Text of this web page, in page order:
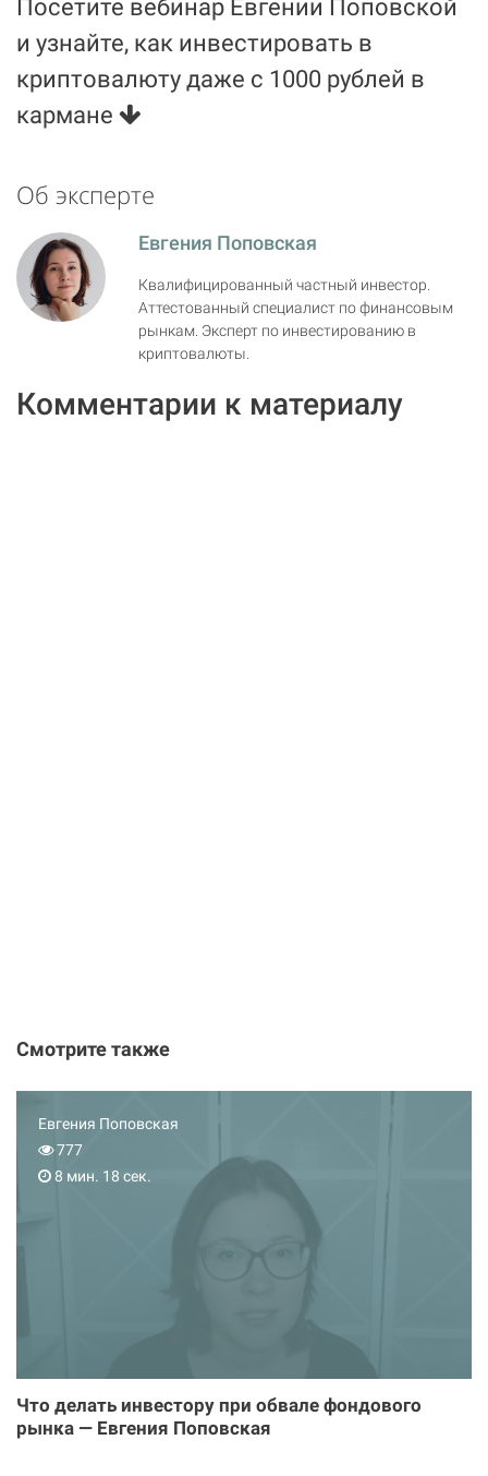
Посетите вебинар Евгении Поповской
и узнайте, как инвестировать в
криптовалюту даже с 1000 рублей в
кармане
Об эксперте
Евгения Поповская
Квалифицированный частный инвестор.
Аттестованный специалист по финансовым
рынкам. Эксперт по инвестированию в
криптовалюты.
Комментарии к материалу
Смотрите также
Евгения Поповская
777
8 мин. 18 сек.
Что делать инвестору при обвале фондового
рынка — Евгения Поповская